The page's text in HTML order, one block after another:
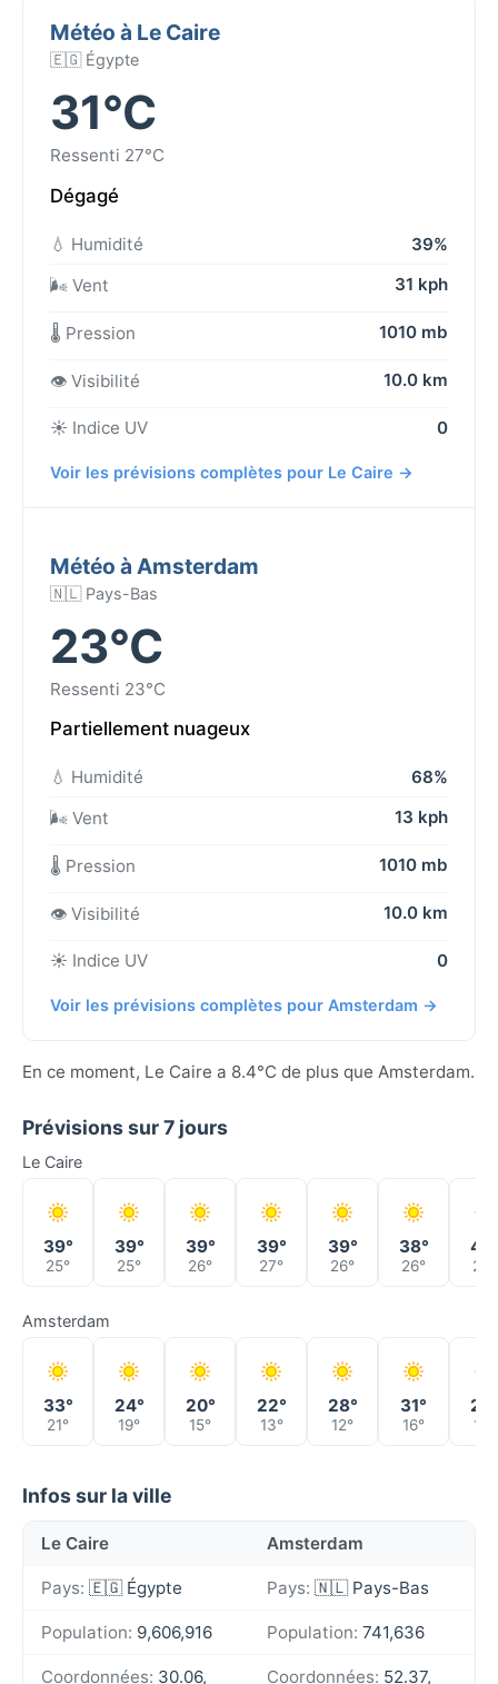
Météo à Le Caire
🇪🇬 Égypte
31°C
Ressenti 27°C
Dégagé
💧 Humidité
39%
🌬️ Vent
31 kph
🌡️ Pression 1010 mb
👁️ Visibilité 10.0 km
☀️ Indice UV 0
Voir les prévisions complètes pour Le Caire →
Météo à Amsterdam
🇳🇱 Pays-Bas
23°C
Ressenti 23°C
Partiellement nuageux
💧 Humidité
68%
🌬️ Vent
13 kph
🌡️ Pression 1010 mb
👁️ Visibilité 10.0 km
☀️ Indice UV 0
Voir les prévisions complètes pour Amsterdam →
En ce moment, Le Caire a 8.4°C de plus que Amsterdam.
Prévisions sur 7 jours
Le Caire
39°
25°
39°
25°
39°
26°
39°
27°
39°
26°
38°
26° 29°
Amsterdam
33°
21°
24°
19°
20°
15°
22°
13°
28°
12°
31°
16° 17°
Infos sur la ville
Le Caire Amsterdam
Pays: 🇪🇬 Égypte Pays: 🇳🇱 Pays-Bas
Population: 9,606,916 Population: 741,636
Coordonnées: 30.06, Coordonnées: 52.37,